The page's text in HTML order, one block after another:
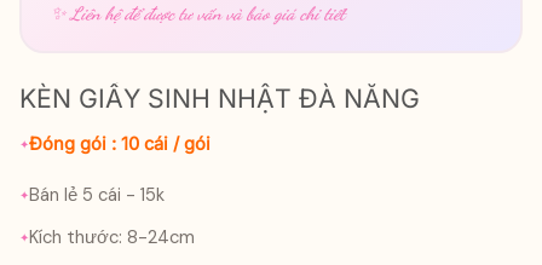
✨ Liên hệ để được tư vấn và báo giá chi tiết
KÈN GIẤY SINH NHẬT ĐÀ NẴNG
Đóng gói : 10 cái / gói
Bán lẻ 5 cái - 15k
Kích thước: 8-24cm